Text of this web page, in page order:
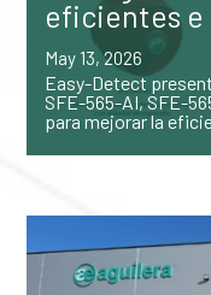
eficientes
May 13, 2026
Easy-Detect
SFE-565-AI, SFE-
para mejorar la